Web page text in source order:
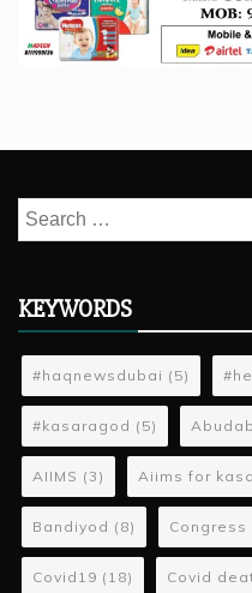
Search
for:
KEYWORDS
#haqnewsdubai (5)
#kasaragod (5)
AIIMS (3) Aiims for
Bandiyod (8) Congress
Covid19 (18) Covid